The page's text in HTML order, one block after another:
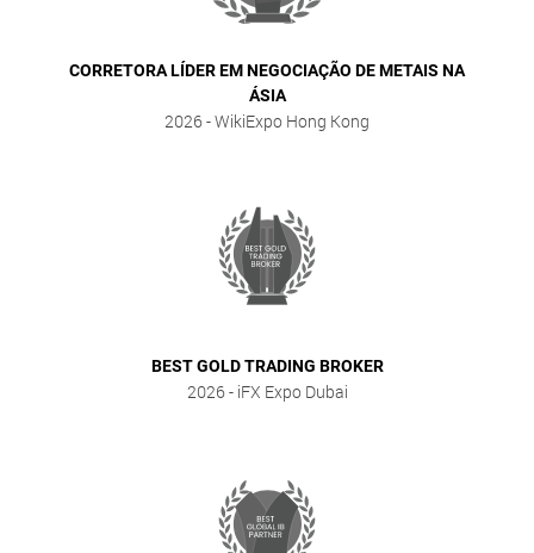
CORRETORA LÍDER EM NEGOCIAÇÃO DE METAIS NA
ÁSIA
2026- WikiExpo Hong Kong
BEST GOLD TRADING BROKER
2026- iFX Expo Dubai